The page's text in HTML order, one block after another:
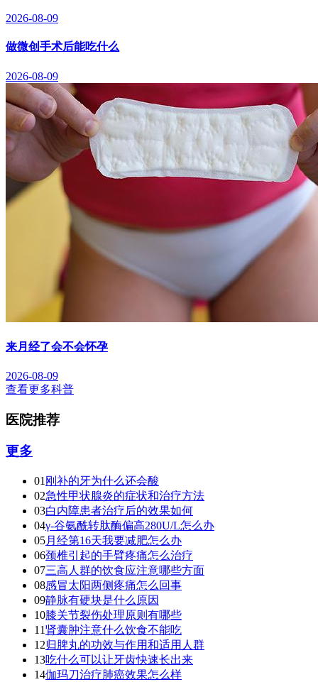
2026-08-09
做微创手术后能吃什么
2026-08-09
来月经了会不会怀孕
2026-08-09
查看更多科普
医院推荐
更多
01 刚补的牙为什么还会酸
02急性甲状腺炎的症状和治疗方法
03白内障患者治疗后的效果如何
04γ-谷氨酰转肽酶偏高280U/L怎么办
05月经第16天我要减肥怎么办
06颈椎引起的手臂疼痛怎么治疗
07三高人群的饮食应注意哪些方面
08感冒太阳两侧疼痛怎么回事
09静脉有硬块是什么原因
10膝关节裂伤处理原则有哪些
11肾囊肿注意什么饮食不能吃
12归脾丸的功效与作用和适用人群
13吃什么可以让牙齿快速长出来
14伽玛刀治疗肺癌效果怎么样